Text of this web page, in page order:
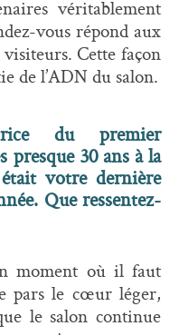
véritablement
vous répond aux
visiteurs. Cette façon
de l’ADN du salon.
du premier
30 ans à la
votre dernière
Que ressentez-
moment où il faut
pars le cœur léger,
le salon continue